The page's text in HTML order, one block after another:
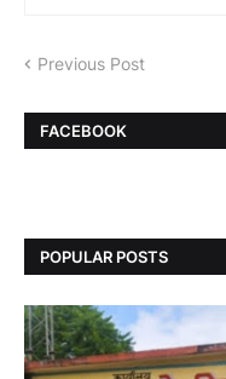
Previous Post
FACEBOOK
POPULAR POSTS